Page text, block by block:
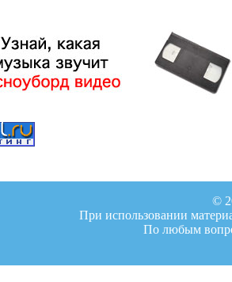
©
При использовании
По любым